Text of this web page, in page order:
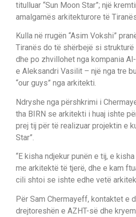
titulluar “Sun Moon Star”; një
amalgamës arkitekturore të
Kulla në rrugën “Asim Vokshi”
Tiranës do të shërbejë si
dhe po zhvillohet nga kompania
e Aleksandri Vasilit – një nga tre
“our guys” nga arkitekti.
Ndryshe nga përshkrimi i
tha BIRN se arkitekti i huaj ishte
prej tij për të realizuar projektin e
Star”.
“E kisha ndjekur punën e tij, e
me arkitektë të tjerë, dhe e kam
cili shtoi se ishte edhe vetë
Për Sam Chermayeff, kontaktet e
drejtoreshën e AZHT-së dhe